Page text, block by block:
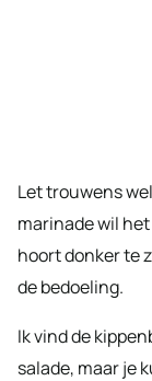
Let trouwens
marinade wil
hoort donker te
de bedoeling.
Ik vind de
salade, maar je